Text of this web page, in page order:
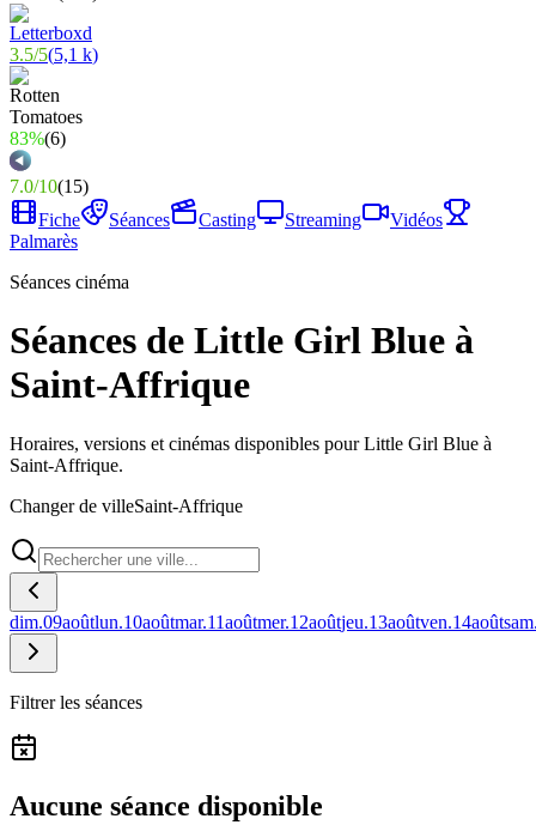
3.5/5(5,1 k)
83%(6)
7.0/10(15)
Fiche
Séances Casting Streaming
Vidéos
Palmarès
Séances cinéma
Séances de Little Girl Blue à
Saint-Affrique
Horaires, versions et cinémas disponibles pour Little Girl Blue à
Saint-Affrique.
Changer de villeSaint-Affrique
dim.09aoûtlun.10aoûtmar.11aoûtmer.12aoûtjeu.13aoûtven.14août
Filtrer les séances
Aucune séance disponible